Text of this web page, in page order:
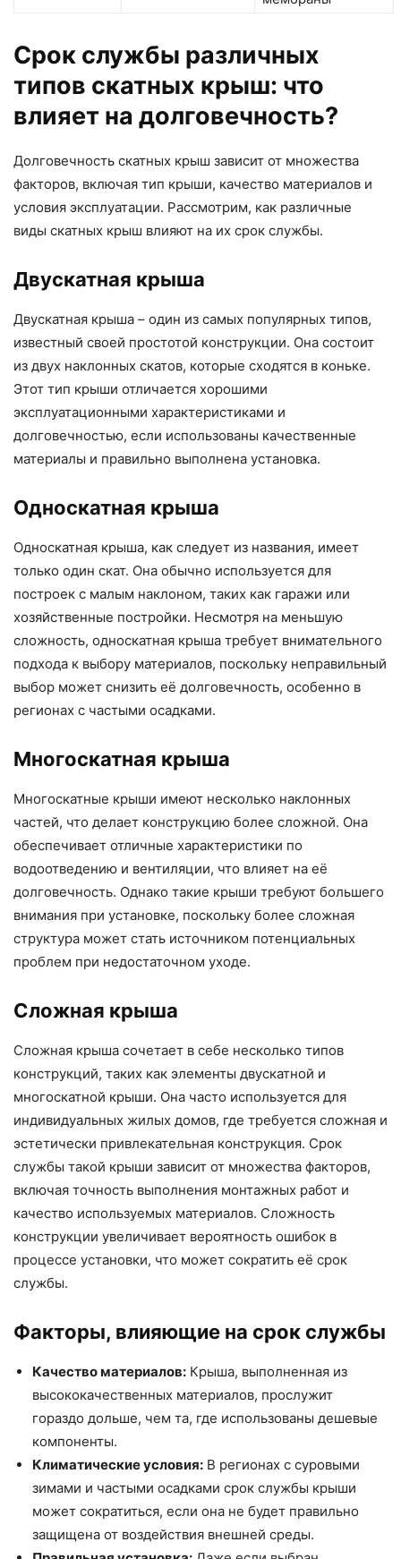
Срок службы различных
типов скатных крыш: что
влияет на долговечность?
Долговечность скатных крыш зависит от множества
факторов, включая тип крыши, качество материалов и
условия эксплуатации. Рассмотрим, как различные
виды скатных крыш влияют на их срок службы.
Двускатная крыша
Двускатная крыша – один из самых популярных типов,
известный своей простотой конструкции. Она состоит
из двух наклонных скатов, которые сходятся в коньке.
Этот тип крыши отличается хорошими
эксплуатационными характеристиками и
долговечностью, если использованы качественные
материалы и правильно выполнена установка.
Односкатная крыша
Односкатная крыша, как следует из названия, имеет
только один скат. Она обычно используется для
построек с малым наклоном, таких как гаражи или
хозяйственные постройки. Несмотря на меньшую
сложность, односкатная крыша требует внимательного
подхода к выбору материалов, поскольку неправильный
выбор может снизить её долговечность, особенно в
регионах с частыми осадками.
Многоскатная крыша
Многоскатные крыши имеют несколько наклонных
частей, что делает конструкцию более сложной. Она
обеспечивает отличные характеристики по
водоотведению и вентиляции, что влияет на её
долговечность. Однако такие крыши требуют большего
внимания при установке, поскольку более сложная
структура может стать источником потенциальных
проблем при недостаточном уходе.
Сложная крыша
Сложная крыша сочетает в себе несколько типов
конструкций, таких как элементы двускатной и
многоскатной крыши. Она часто используется для
индивидуальных жилых домов, где требуется сложная и
эстетически привлекательная конструкция. Срок
службы такой крыши зависит от множества факторов,
включая точность выполнения монтажных работ и
качество используемых материалов. Сложность
конструкции увеличивает вероятность ошибок в
процессе установки, что может сократить её срок
службы.
Факторы, влияющие на срок службы
Качество материалов: Крыша, выполненная из
высококачественных материалов, прослужит
гораздо дольше, чем та, где использованы дешевые
компоненты.
Климатические условия: В регионах с суровыми
зимами и частыми осадками срок службы крыши
может сократиться, если она не будет правильно
защищена от воздействия внешней среды.